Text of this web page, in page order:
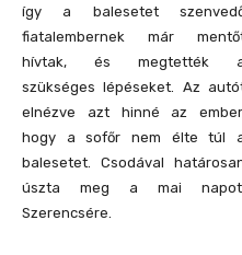
így a balesetet
fiatalembernek már
hívtak, és megtették
szükséges lépéseket. Az
elnézve azt hinné az
hogy a sofőr nem élte túl
balesetet. Csodával
úszta meg a mai napot.
Szerencsére.